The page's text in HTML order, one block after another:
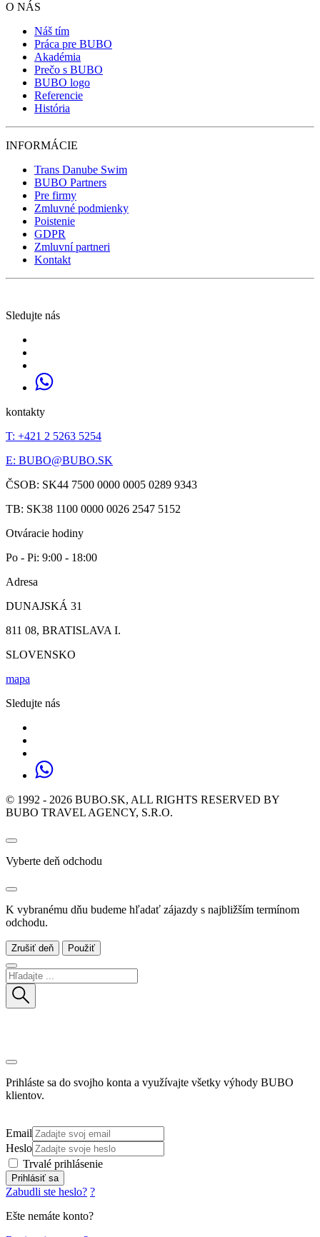
O NÁS
Náš tím
Práca pre BUBO
Akadémia
Prečo s BUBO
BUBO logo
Referencie
História
INFORMÁCIE
Trans Danube Swim
BUBO Partners
Pre firmy
Zmluvné podmienky
Poistenie
GDPR
Zmluvní partneri
Kontakt
Sledujte nás
kontakty
T: +421 2 5263 5254
E: BUBO@BUBO.SK
ČSOB: SK44 7500 0000 0005 0289 9343
TB: SK38 1100 0000 0026 2547 5152
Otváracie hodiny
Po - Pi: 9:00 - 18:00
Adresa
DUNAJSKÁ 31
811 08, BRATISLAVA I.
SLOVENSKO
mapa
Sledujte nás
© 1992 - 2026 BUBO.SK, ALL RIGHTS RESERVED BY
BUBO TRAVEL AGENCY, S.R.O.
Vyberte deň odchodu
K vybranému dňu budeme hľadať zájazdy s najbližším termínom
odchodu.
Zrušiť deň Použiť
Prihláste sa do svojho konta a využívajte všetky výhody BUBO
klientov.
Email
Heslo
Trvalé prihlásenie
Prihlásiť sa
Zabudli ste heslo? ?
Ešte nemáte konto?